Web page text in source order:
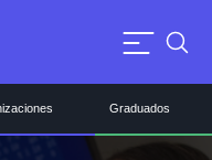
Graduados